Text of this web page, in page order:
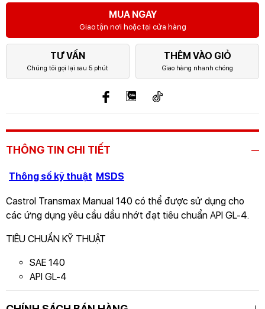
MUA NGAY
Giao tận nơi hoặc tại cửa hàng
TƯ VẤN
Chúng tôi gọi lại sau 5 phút
THÊM VÀO GIỎ
Giao hàng nhanh chóng
THÔNG TIN CHI TIẾT
Thông số kỹ thuật MSDS
Castrol Transmax Manual 140 có thể được sử dụng cho
các ứng dụng yêu cầu dầu nhớt đạt tiêu chuẩn API GL-4.
TIÊU CHUẨN KỸ THUẬT
SAE 140
API GL-4